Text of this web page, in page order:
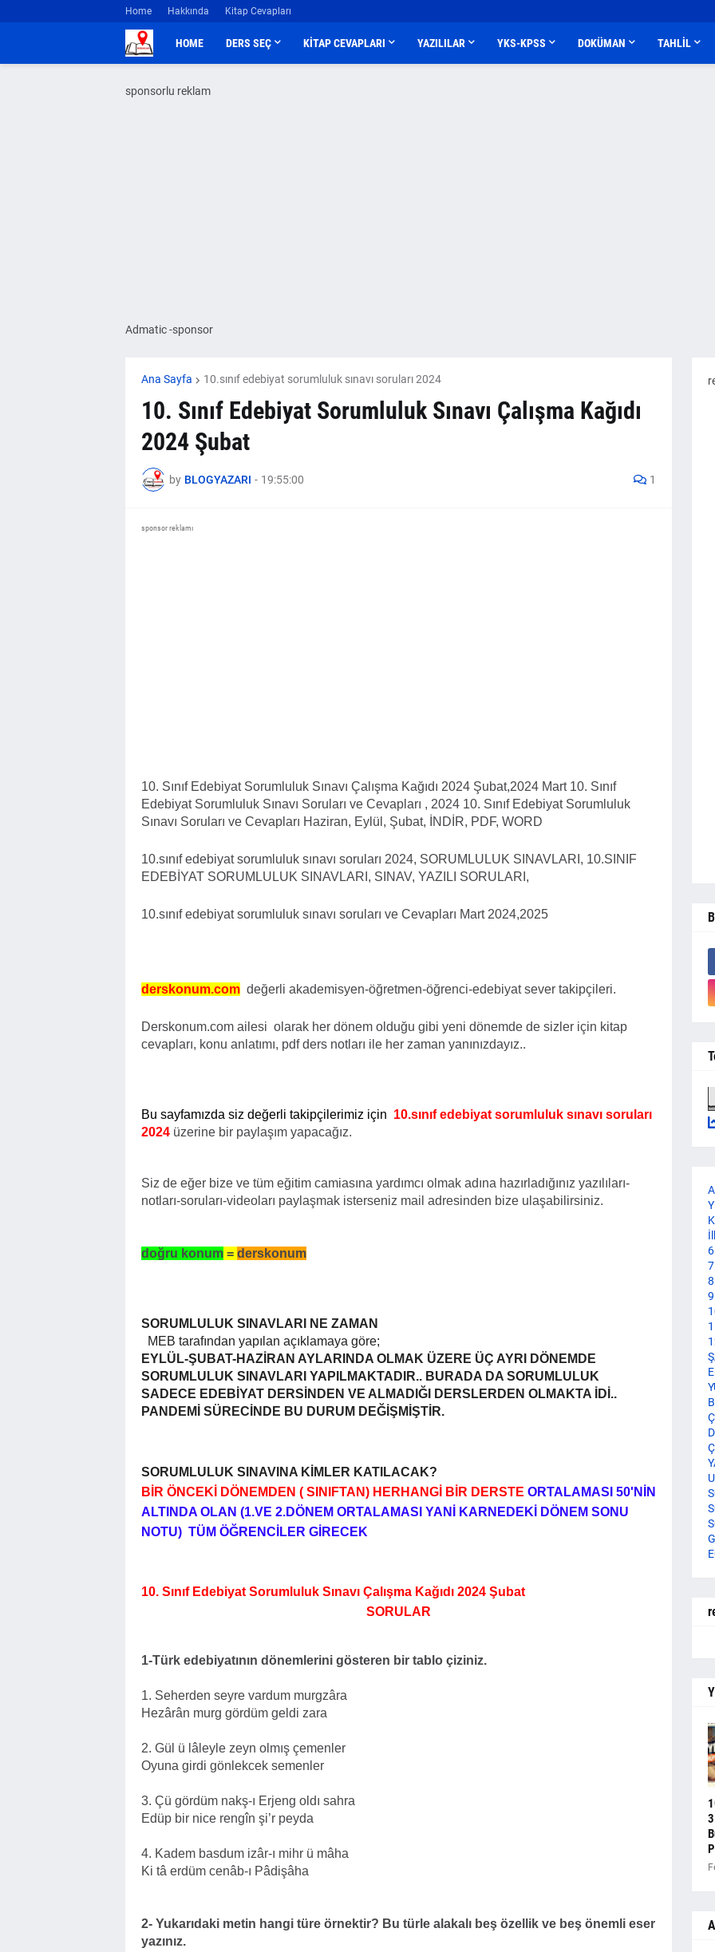
Home Hakkında Kitap Cevapları
HOME DERS SEÇ KİTAP CEVAPLARI YAZILILAR YKS-KPSS DOKÜMAN TAHLİL
sponsorlu reklam
Admatic -sponsor
Ana Sayfa 10.sınıf edebiyat sorumluluk sınavı soruları 2024
10. Sınıf Edebiyat Sorumluluk Sınavı Çalışma Kağıdı
2024 Şubat
by BLOGYAZARI - 19:55:00 1
sponsor reklamı
10. Sınıf Edebiyat Sorumluluk Sınavı Çalışma Kağıdı 2024 Şubat,2024 Mart 10. Sınıf
Edebiyat Sorumluluk Sınavı Soruları ve Cevapları , 2024 10. Sınıf Edebiyat Sorumluluk
Sınavı Soruları ve Cevapları Haziran, Eylül, Şubat, İNDİR, PDF, WORD
10.sınıf edebiyat sorumluluk sınavı soruları 2024, SORUMLULUK SINAVLARI, 10.SINIF
EDEBİYAT SORUMLULUK SINAVLARI, SINAV, YAZILI SORULARI,
10.sınıf edebiyat sorumluluk sınavı soruları ve Cevapları Mart 2024,2025
derskonum.com değerli akademisyen-öğretmen-öğrenci-edebiyat sever takipçileri.
Derskonum.com ailesi olarak her dönem olduğu gibi yeni dönemde de sizler için kitap
cevapları, konu anlatımı, pdf ders notları ile her zaman yanınızdayız..
Bu sayfamızda siz değerli takipçilerimiz için 10.sınıf edebiyat sorumluluk sınavı soruları
2024 üzerine bir paylaşım yapacağız.
Siz de eğer bize ve tüm eğitim camiasına yardımcı olmak adına hazırladığınız yazılıları-
notları-soruları-videoları paylaşmak isterseniz mail adresinden bize ulaşabilirsiniz.
doğru konum = derskonum
SORUMLULUK SINAVLARI NE ZAMAN
MEB tarafından yapılan açıklamaya göre;
EYLÜL-ŞUBAT-HAZİRAN AYLARINDA OLMAK ÜZERE ÜÇ AYRI DÖNEMDE
SORUMLULUK SINAVLARI YAPILMAKTADIR.. BURADA DA SORUMLULUK
SADECE EDEBİYAT DERSİNDEN VE ALMADIĞI DERSLERDEN OLMAKTA İDİ..
PANDEMİ SÜRECİNDE BU DURUM DEĞİŞMİŞTİR.
SORUMLULUK SINAVINA KİMLER KATILACAK?
BİR ÖNCEKİ DÖNEMDEN ( SINIFTAN) HERHANGİ BİR DERSTE ORTALAMASI 50'NİN
ALTINDA OLAN (1.VE 2.DÖNEM ORTALAMASI YANİ KARNEDEKİ DÖNEM SONU
NOTU) TÜM ÖĞRENCİLER GİRECEK
10. Sınıf Edebiyat Sorumluluk Sınavı Çalışma Kağıdı 2024 Şubat
SORULAR
1-Türk edebiyatının dönemlerini gösteren bir tablo çiziniz.
1. Seherden seyre vardum murgzâra
Hezârân murg gördüm geldi zara
2. Gül ü lâleyle zeyn olmış çemenler
Oyuna girdi gönlekcek semenler
3. Çü gördüm nakş-ı Erjeng oldı sahra
Edüp bir nice rengîn şi’r peyda
4. Kadem basdum izâr-ı mihr ü mâha
Ki tâ erdüm cenâb-ı Pâdişâha
2- Yukarıdaki metin hangi türe örnektir? Bu türle alakalı beş özellik ve beş önemli eser
yazınız.